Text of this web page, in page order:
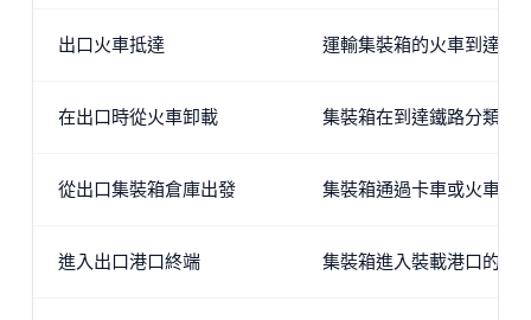
出口火車抵達 運輸集裝箱的火車到達目
在出口時從火車卸載 集裝箱在到達鐵路分類中
從出口集裝箱倉庫出發 集裝箱通過卡車或火車穿
進入出口港口終端 集裝箱進入裝載港口的終